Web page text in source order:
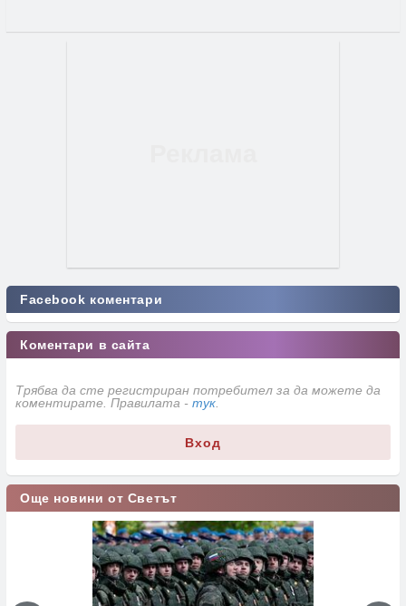
Facebook коментари
Коментари в сайта
Трябва да сте регистриран потребител за да можете да
коментирате. Правилата - тук
Вход
Още новини от Светът